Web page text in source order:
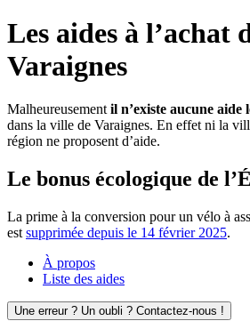
Les aides à l’achat
Varaignes
Malheureusement il n’existe aucune aide
dans la ville de Varaignes. En effet ni la
région ne proposent d’aide.
Le bonus écologique de
La prime à la conversion pour un vélo à
est supprimée depuis le 14 février 2025.
À propos
Liste des aides
Une erreur ? Un oubli ? Contactez-nous !